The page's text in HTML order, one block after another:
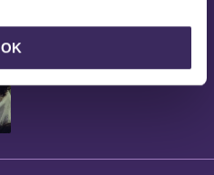
OKWillem’s Blog: Ão